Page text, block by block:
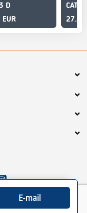
D
CAT
Privacy policy
E-mail